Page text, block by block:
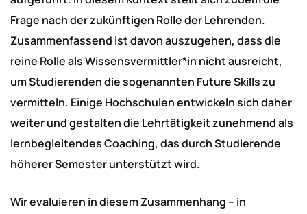
Frage nach der zukünftigen Rolle der Lehrenden.
Zusammenfassend ist davon auszugehen, dass die
reine Rolle als Wissensvermittler*in nicht ausreicht,
um Studierenden die sogenannten Future Skills zu
vermitteln. Einige Hochschulen entwickeln sich daher
weiter und gestalten die Lehrtätigkeit zunehmend als
lernbegleitendes Coaching, das durch Studierende
höherer Semester unterstützt wird.
Wir evaluieren in diesem Zusammenhang – in